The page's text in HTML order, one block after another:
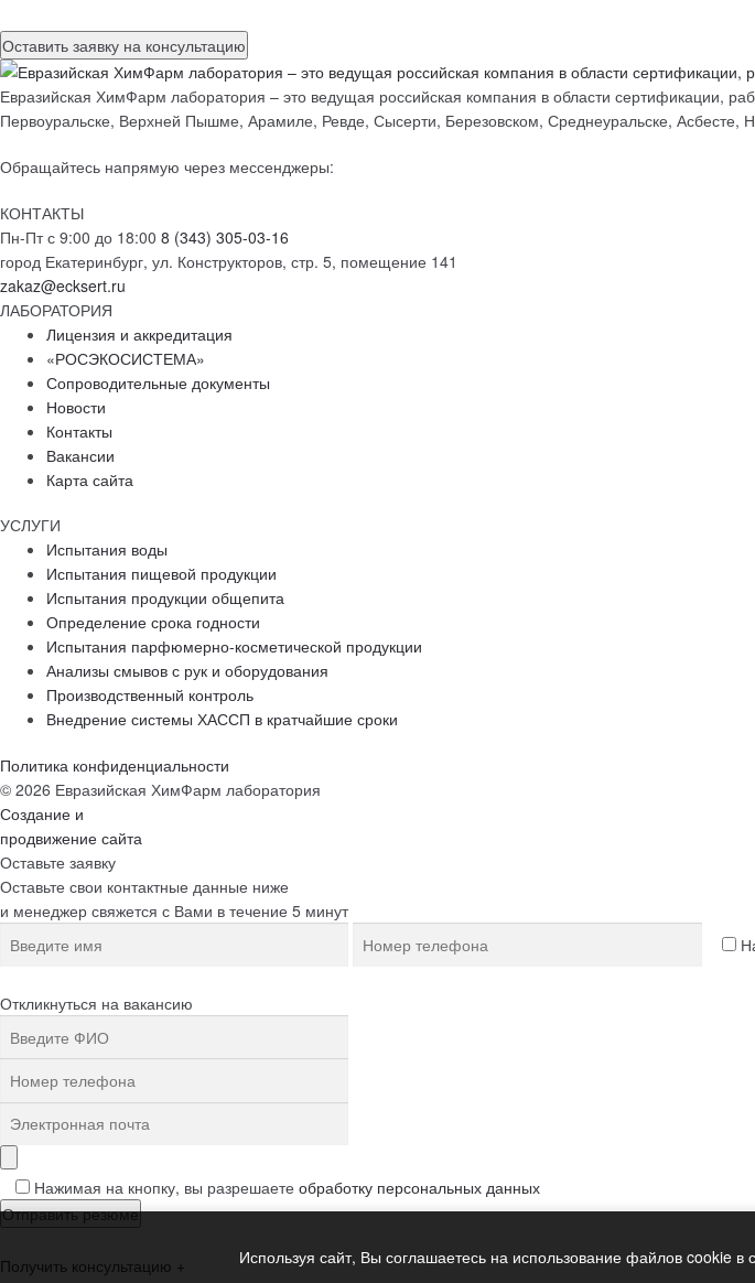
Евразийская ХимФарм лаборатория – это ведущая российская компания в области сертификации,
Первоуральске, Верхней Пышме, Арамиле, Ревде, Сысерти, Березовском, Среднеуральске, Асбесте,
Обращайтесь напрямую через мессенджеры:
КОНТАКТЫ
Пн-Пт с 9:00 до 18:00 8 (343) 305-03-16
город Екатеринбург, ул. Конструкторов, стр. 5, помещение 141
zakaz@ecksert.ru
ЛАБОРАТОРИЯ
Лицензия и аккредитация
«РОСЭКОСИСТЕМА»
Сопроводительные документы
Новости
Контакты
Вакансии
Карта сайта
УСЛУГИ
Испытания воды
Испытания пищевой продукции
Испытания продукции общепита
Определение срока годности
Испытания парфюмерно-косметической продукции
Анализы смывов с рук и оборудования
Производственный контроль
Внедрение системы ХАССП в кратчайшие сроки
Политика конфиденциальности
© 2026 Евразийская ХимФарм лаборатория
Создание и
продвижение сайта
Оставьте заявку
Оставьте свои контактные данные ниже
и менеджер свяжется с Вами в течение 5 минут
Откликнуться на вакансию
Нажимая на кнопку, вы разрешаете обработку персональных данных
Используя сайт, Вы соглашаетесь на использование файлов cookie в
Получить консультацию +